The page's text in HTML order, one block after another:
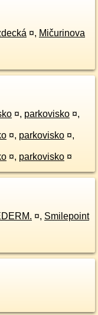
¤, Mičurinova
¤, parkovisko ¤,
¤, parkovisko ¤,
¤, parkovisko ¤
¤, Smilepoint